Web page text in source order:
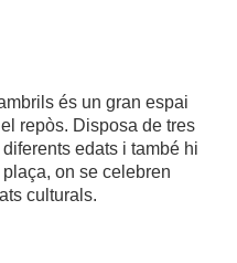
és un gran espai
repòs. Disposa de tres
edats i també hi
on se celebren
culturals.